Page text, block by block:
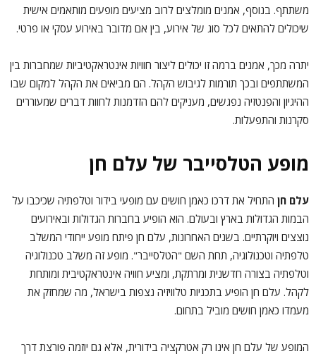
משתתף. בנוסף, אמנים מומלצים לרוב מציעים מופעים מותאמים אישית
שיכולים להתאים לכל סוג של אירוע, בין אם מדובר באירוע עסקי או פרטי.
יתרה מכך, אמנים ברמה זו יכולים ליצור חוויות אינטראקטיביות שמחברות בין
המשתתפים ובכך תורמות לגיבוש הקהל. הם מביאים את הקהל למקום שבו
ההיגיון והפנטזיה נפגשים, מעניקים להם הזדמנות לחוות דברים שמעוררים
סקרנות והתפעלות.
מופע הטלסייבר של עלם חן
עלם חן התחיל את דרכו כאמן חושים עם מופעי בידור וטלפתיה שכיכבו על
הבמות הגדולות בארץ ובעולם. הוא הופיע בחברות הגדולות ובאירועים
נוצצים ויוקרתיים. בשנים האחרונות, עלם חן פיתח מופע ייחודי המשלב
טלפתיה וטכנולוגיה, תחת השם "הטלסייבר". מופע זה משלב טכנולוגיה
וטלפתיה בצורה חדשנית ומרתקת, ומציע חוויה אינטראקטיבית ומותחת
לקהל. עלם חן הופיע בתכניות טלוויזיה נצפות בישראל, מה שמחזק את
מעמדו כאמן חושים מוביל בתחום.
המופע של עלם חן אינו רק אטרקציה בידורית, אלא גם יוזמה פורצת דרך